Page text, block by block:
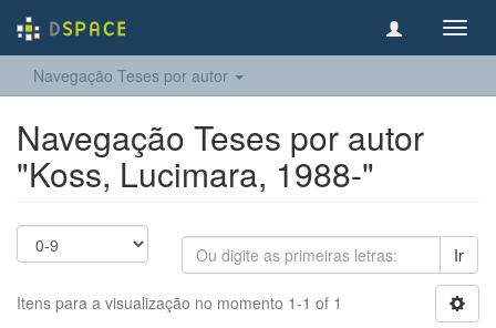
Navegação Teses por autor
Navegação Teses por autor
"Koss, Lucimara, 1988-"
Ir
Itens para a visualização no momento 1-1 of 1